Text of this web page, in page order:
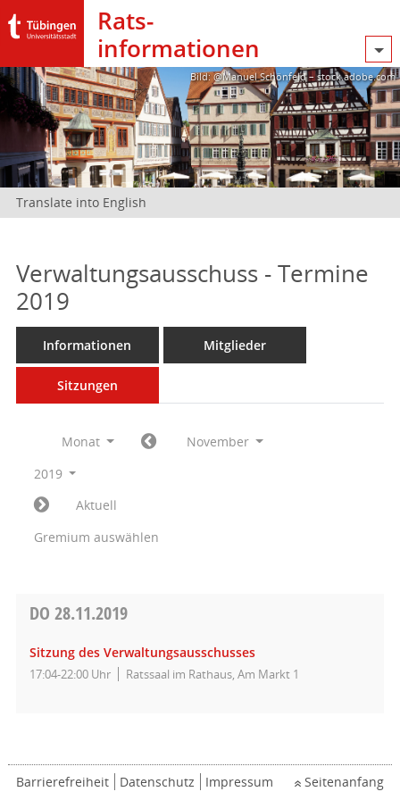
Rats­
informationen
Bild: @Manuel Schönfeld – stock.adobe.com
Translate into English
Verwaltungsausschuss - Termine
2019
Informationen Mitglieder
Sitzungen
Monat
November
2019
Aktuell
Gremium auswählen
DO 28.11.2019
Sitzung des Verwaltungsausschusses
17:04-22:00 Uhr Ratssaal im Rathaus, Am Markt 1
Barrierefreiheit Datenschutz Impressum Seitenanfang